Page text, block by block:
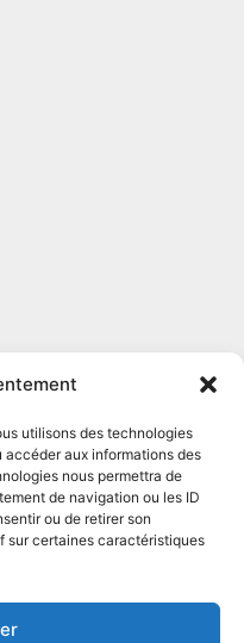
utilisons des technologies
aux informations des
nous permettra de
de navigation ou les ID
ou de retirer son
sur certaines caractéristiques